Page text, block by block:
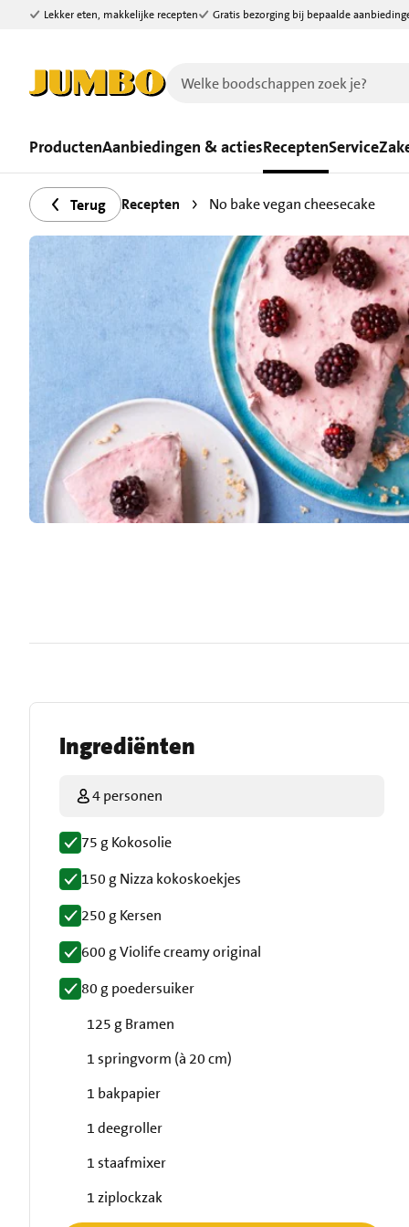
Ga naar zoeken
Ga naar hoofdinhoud
Lekker eten, makkelijke recepten Gratis bezorging bij bepaalde
ProductenAanbiedingen & actiesReceptenService
Terug Recepten No bake vegan cheesecake
Ingrediënten
4 personen
75 g Kokosolie
150 g Nizza kokoskoekjes
250 g Kersen
600 g Violife creamy original
80 g poedersuiker
125 g Bramen
1 springvorm (à 20 cm)
1 bakpapier
1 deegroller
1 staafmixer
1 ziplockzak